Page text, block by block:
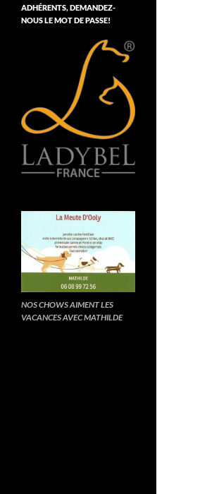
ADHÉRENTS, DEMANDEZ-
NOUS LE MOT DE PASSE!
NOS CHOWS AIMENT LES
VACANCES AVEC MATHILDE